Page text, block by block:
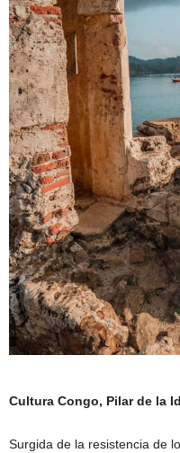
Cultura Congo, Pilar de la
Surgida de la resistencia de